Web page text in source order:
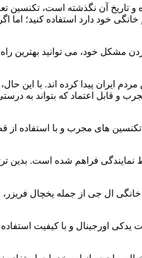
تاریخ آن نگذشته است، تکنسین
خود دارد استفاده کنید؛ اما
مشکل خود، می توانید بهترین
ایران پیدا کرده اند. با این
و قابل اعتماد که بتواند به
های مجرب و با استفاده از
فراهم شده است. بدین
ال جی از جمله یخچال
اورجینال و با کیفیت